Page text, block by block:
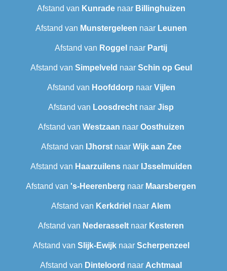
Afstand van Kunradenaar Billinghuizen
Afstand van Munstergeleen naar Leunen
Afstand van Roggel naar Partij
Afstand van Simpelveld naar Schin op Geul
Afstand van Hoofddorp naar Vijlen
Afstand van Loosdrecht naar Jisp
Afstand van Westzaan naar Oosthuizen
Afstand van IJhorstnaar Wijk aan Zee
Afstand van Haarzuilensnaar IJsselmuiden
Afstand van 's-Heerenberg naar Maarsbergen
Afstand van Kerkdriel naar Alem
Afstand van Nederasselt naar Kesteren
Afstand van Slijk-Ewijknaar Scherpenzeel
Afstand van Dinteloord naar Achtmaal